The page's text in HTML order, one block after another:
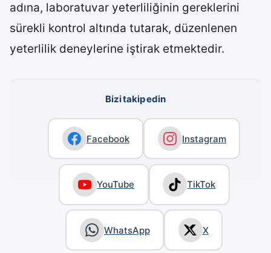
adına, laboratuvar yeterliliğinin gereklerini
sürekli kontrol altında tutarak, düzenlenen
yeterlilik deneylerine iştirak etmektedir.
Bizi takip edin
Facebook Instagram
YouTube TikTok
WhatsApp X